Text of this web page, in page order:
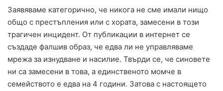
Заявяваме категорично, че никога не сме имали нищо
общо с престъпления или с хората, замесени в този
трагичен инцидент. От публикации в интернет се
създаде фалшив образ, че едва ли не управляваме
мрежа за изнудване и насилие. Твърди се, че синовете
ни са замесени в това, а единственото момче в
семейството е едва на 4 години. Затова с настоящето